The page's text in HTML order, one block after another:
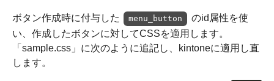
ボタン作成時に付与した menu_button
のid属性を使
い、作成したボタンに対してCSSを適用します。
「sample.css」に次のように追記し、kintoneに適用し直
します。